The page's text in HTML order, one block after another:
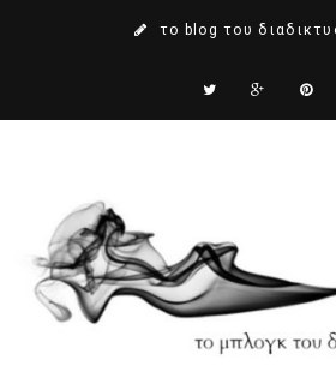
το blog του